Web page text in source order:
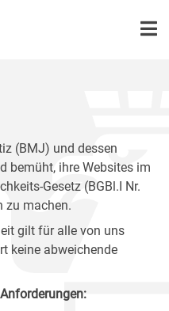
(BMJ) und dessen
bemüht, ihre Websites im
Gesetz (BGBl.I Nr.
zu machen.
gilt für alle von uns
keine abweichende